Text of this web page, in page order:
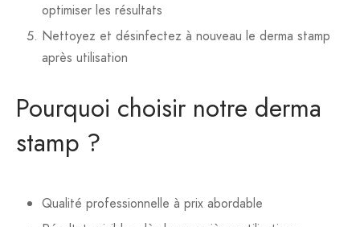
optimiser les résultats
Nettoyez et désinfectez à nouveau le derma stamp
après utilisation
Pourquoi choisir notre derma
stamp ?
Qualité professionnelle à prix abordable